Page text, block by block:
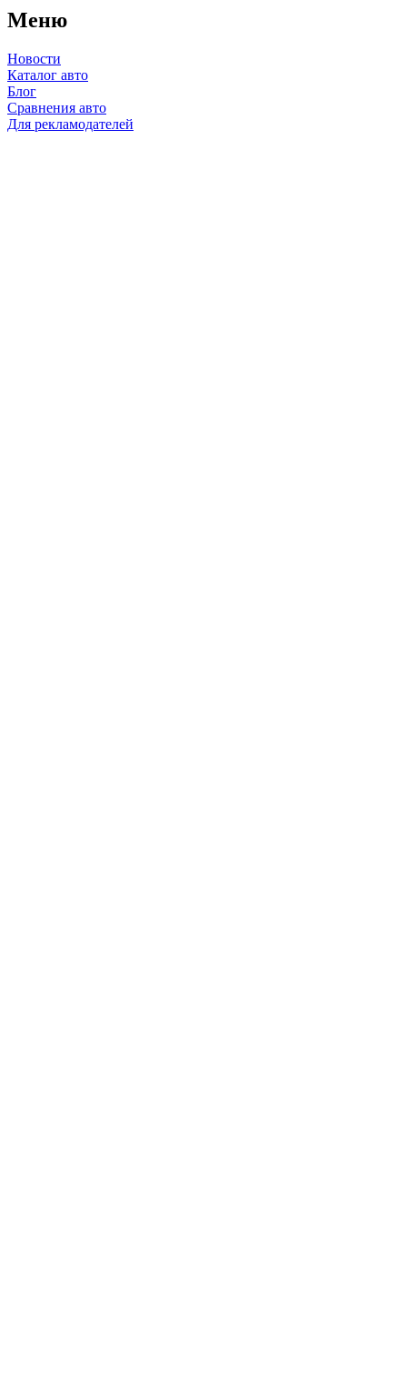
Меню
Новости
Каталог авто
Блог
Сравнения авто
Для рекламодателей